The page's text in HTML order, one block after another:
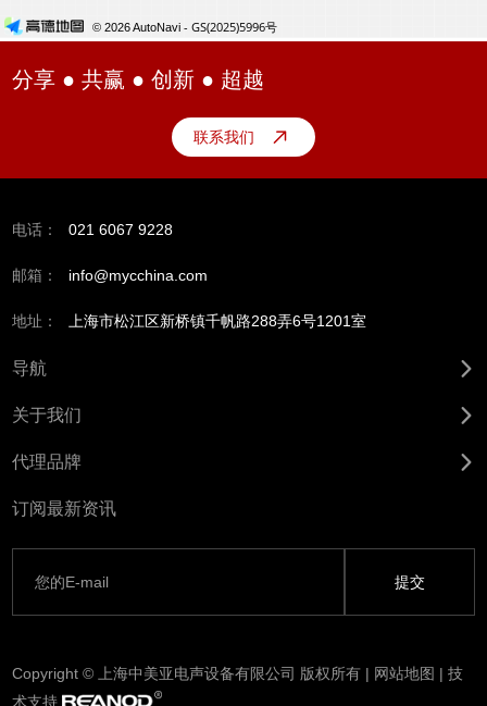
分享 ● 共赢 ● 创新 ● 超越
联系我们
电话： 021 6067 9228
邮箱： info@mycchina.com
地址： 上海市松江区新桥镇千帆路288弄6号1201室
导航
关于我们
代理品牌
订阅最新资讯
Copyright © 上海中美亚电声设备有限公司 版权所有 | 网站地图 | 技
术支持